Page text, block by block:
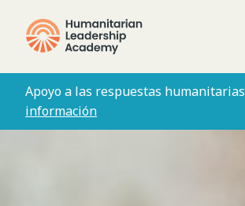
Apoyo a las respuestas humanitarias
información